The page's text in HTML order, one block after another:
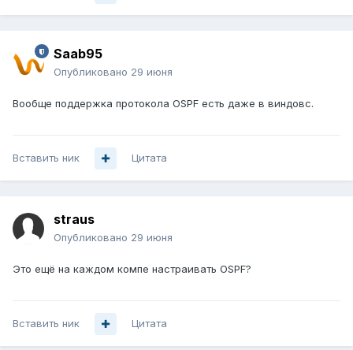
Saab95
Опубликовано 29 июня
Вообще поддержка протокола OSPF есть даже в виндовс.
Вставить ник Цитата
straus
Опубликовано 29 июня
Это ещё на каждом компе настраивать OSPF?
Вставить ник Цитата